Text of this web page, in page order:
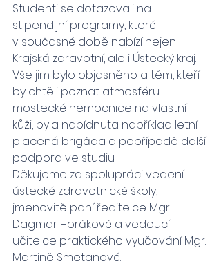
Studenti se dotazovali na
stipendijní programy, které
v současné době nabízí nejen
Krajská zdravotní, ale i Ústecký kraj.
Vše jim bylo objasněno a těm, kteří
by chtěli poznat atmosféru
mostecké nemocnice na vlastní
kůži, byla nabídnuta například letní
placená brigáda a popřípadě další
podpora ve studiu.
Děkujeme za spolupráci vedení
ústecké zdravotnické školy,
jmenovitě paní ředitelce Mgr.
Dagmar Horákové a vedoucí
učitelce praktického vyučování Mgr.
Martině Smetanové.